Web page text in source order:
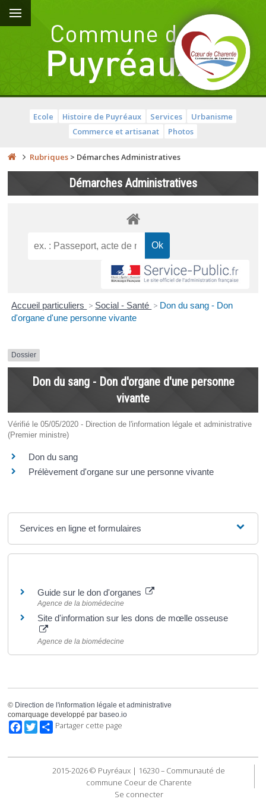
Ecole Histoire de Puyréaux Services
Urbanisme
Commerce et artisanat
Photos
Rubriques > Démarches Administratives
Démarches Administratives
Accueil particuliers > Social - Santé > Don du sang - Don
d'organe d'une personne vivante
Dossier
Don du sang - Don d'organe d'une personne
vivante
Vérifié le 05/05/2020 - Direction de l'information légale et administrative
(Premier ministre)
Don du sang
Prélèvement d'organe sur une personne vivante
Services en ligne et formulaires
Guide sur le don d'organes
Agence de la biomédecine
Site d'information sur les dons de mœlle osseuse
Agence de la biomédecine
© Direction de l'information légale et administrative
comarquage developpé par baseo.io
Facebook
TwitterPartager cette page
2015-2026 © Puyréaux | 16230 – Communauté de
commune Coeur de Charente
Se connecter